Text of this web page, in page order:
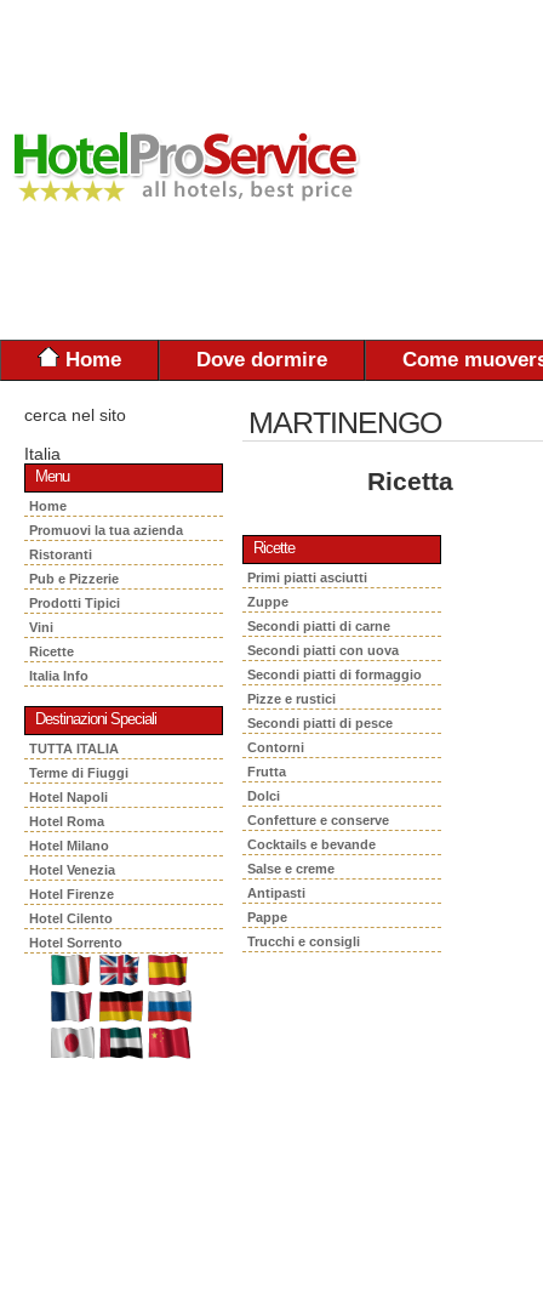
Home Dove dormire Come
cerca nel sito
Italia
Menu
Home
Promuovi la tua azienda
Ristoranti
Pub e Pizzerie
Prodotti Tipici
Vini
Ricette
Italia Info
Destinazioni Speciali
TUTTA ITALIA
Terme di Fiuggi
Hotel Napoli
Hotel Roma
Hotel Milano
Hotel Venezia
Hotel Firenze
Hotel Cilento
Hotel Sorrento
MARTINENGO
Ricetta
Ricette
Primi piatti asciutti
Zuppe
Secondi piatti di carne
Secondi piatti con uova
Secondi piatti di formaggio
Pizze e rustici
Secondi piatti di pesce
Contorni
Frutta
Dolci
Confetture e conserve
Cocktails e bevande
Salse e creme
Antipasti
Pappe
Trucchi e consigli